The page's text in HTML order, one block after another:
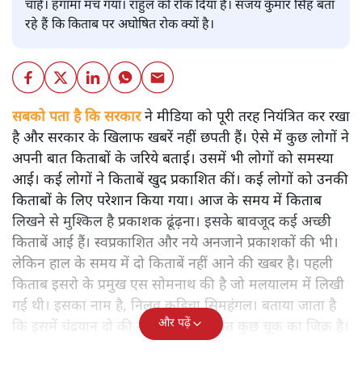
चाहे। हंगामा मच गया। राहुल को रोक दिया है। संजय कुमार सिंह बता
रहे हैं कि किताब पर अघोषित रोक क्यों है।
सबको पता है कि सरकारने मीडिया को पूरी तरह नियंत्रित कर रखा
है और सरकार के खिलाफ खबरें नहीं छपती हैं। ऐसे में कुछ लोगों ने
अपनी बात किताबों के जरिये बताई। उसमें भी लोगों को समस्या
आई। कई लोगों ने किताबें खुद प्रकाशित कीं। कई लोगों को उनकी
किताबों के लिए परेशान किया गया। आज के समय में किताब
लिखने से मुश्किल है प्रकाशक ढूंढ़ना। इसके बावजूद कई अच्छी
किताबें आई हैं। स्वप्रकाशित और नये अनजाने प्रकाशकों की भी।
लेकिन हाल के समय में दो किताबें नहीं आने की खबर है। पहली
किताब इसरो के प्रमुख एस सोमनाथ की है जो मलयालम में लिखी
गई थी। इसका नाम है, निलवु कुडिचा सिमहंगल। बताया जाता है
कि इसमें चंद्रयान दो की नाकामी से संबंधित कुछ चूक का जिक्र है।
और पढ़ें